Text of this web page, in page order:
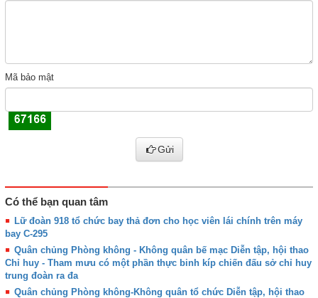
Mã bảo mật
Gửi
Có thể bạn quan tâm
Lữ đoàn 918 tổ chức bay thả đơn cho học viên lái chính trên máy
bay C-295
Quân chủng Phòng không - Không quân bế mạc Diễn tập, hội thao
Chỉ huy - Tham mưu có một phần thực binh kíp chiến đấu sở chỉ huy
trung đoàn ra đa
Quân chủng Phòng không-Không quân tổ chức Diễn tập, hội thao